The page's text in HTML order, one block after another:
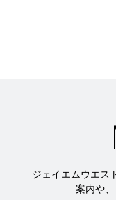
ジェイエムウエス
案内や、